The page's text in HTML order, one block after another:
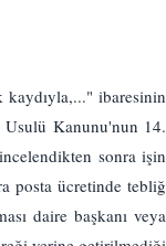
kaydıyla,..." ibaresinin
Kanunu'nun 14.
sonra işin
posta ücretinde tebliğ
daire başkanı veya